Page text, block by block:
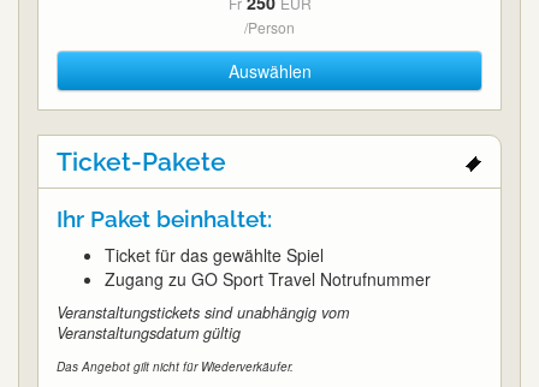
/Person
Auswählen
Ticket-Pakete
Ihr Paket beinhaltet:
Ticket für das gewählte Spiel
Zugang zu GO Sport Travel Notrufnummer
Veranstaltungstickets sind unabhängig vom
Veranstaltungsdatum gültig
Das Angebot gilt nicht für Wiederverkäufer.